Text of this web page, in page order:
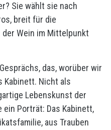
Sie wählt sie nach
breit für die
der Wein im Mittelpunkt
das, worüber wir
Kabinett. Nicht als
Lebenskunst der
Porträt: Das Kabinett,
aus Trauben